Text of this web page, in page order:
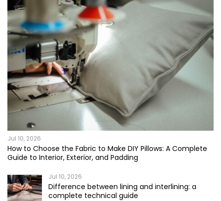
Jul 10, 2026
How to Choose the Fabric to Make DIY Pillows: A Complete
Guide to Interior, Exterior, and Padding
Jul 10, 2026
Difference between lining and interlining: a
complete technical guide